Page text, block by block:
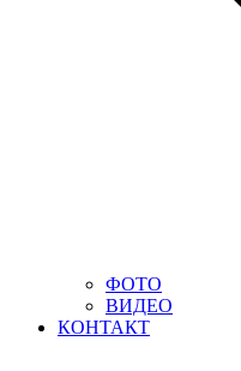
ФОТО
ВИДЕО
КОНТАКТ